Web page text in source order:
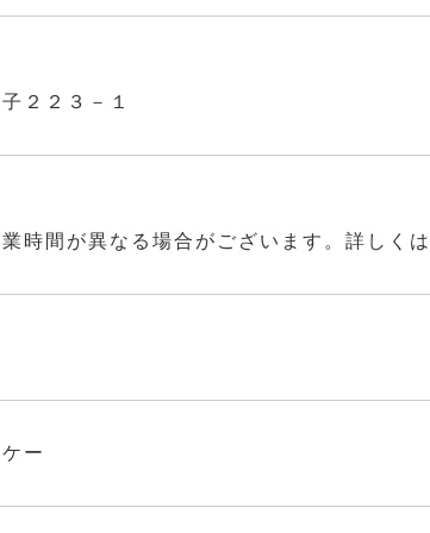
２２３－１
時間が異なる場合がございます。詳しく
ー